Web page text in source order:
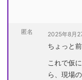
匿名 2025年8月
ちょっと
これで仮
ら、現場